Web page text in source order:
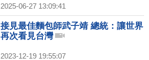
2025-06-27 13:09:41
接見最佳麵包師武子靖 總統：讓世界
再次看見台灣
2023-12-19 19:55:07